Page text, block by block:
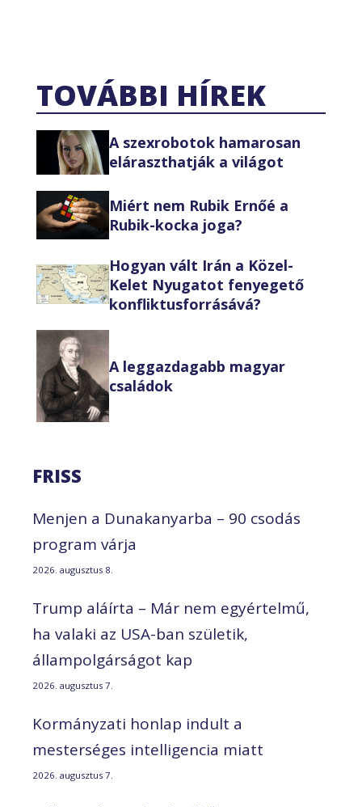
TOVÁBBI HÍREK
A szexrobotok hamarosan
eláraszthatják a világot
Miért nem Rubik Ernőé a
Rubik-kocka joga?
Hogyan vált Irán a Közel-
Kelet Nyugatot fenyegető
konfliktusforrásává?
A leggazdagabb magyar
családok
FRISS
Menjen a Dunakanyarba – 90 csodás
program várja
2026. augusztus 8.
Trump aláírta – Már nem egyértelmű,
ha valaki az USA-ban születik,
állampolgárságot kap
2026. augusztus 7.
Kormányzati honlap indult a
mesterséges intelligencia miatt
2026. augusztus 7.